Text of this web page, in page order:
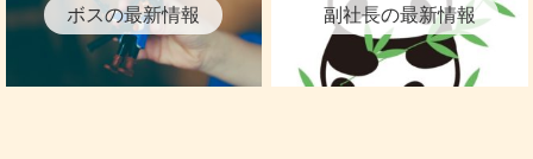
ボスの最新情報 副社長の最新情報